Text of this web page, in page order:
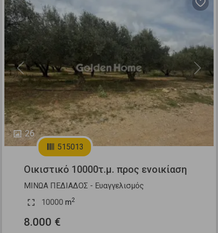
26
Previous Next
515013
Οικιστικό 10000τ.μ. προς ενοικίαση
ΜΙΝΩΑ ΠΕΔΙΑΔΟΣ - Ευαγγελισμός
10000 m2
8.000 €